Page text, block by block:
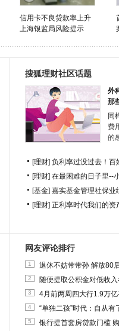
信用卡不良贷款率上升
上海银监局风险提示
搜狐理财社区话题
外
那
同
费
的
[理财] 负利率过没过去！百
[理财] 在最困难的日子里--
[基金] 嘉实基金管理社保业
[理财] 正利率时代我们的资
网友评论排行
1 退休不妨带带孙 解放80
2 随便提取公积金对低收
3 4月前两周四大行1.9万
4 “单独二孩”时代：自从有
5 银行提首套房贷款门槛